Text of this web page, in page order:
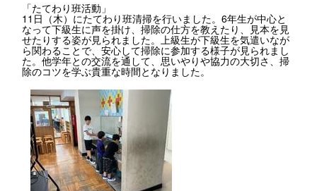
「たてわり班活動」
11日（木）にたてわり班清掃を行いました。6年生が中心と
なって下級生に声を掛け、掃除の仕方を教えたり、見本を見
せたりする姿が見られました。上級生が下級生を気遣いなが
ら関わることで、安心して掃除に参加する様子が見られまし
た。他学年との交流を通して、思いやりや協力の大切さ、掃
除のコツを学ぶ貴重な時間となりました。